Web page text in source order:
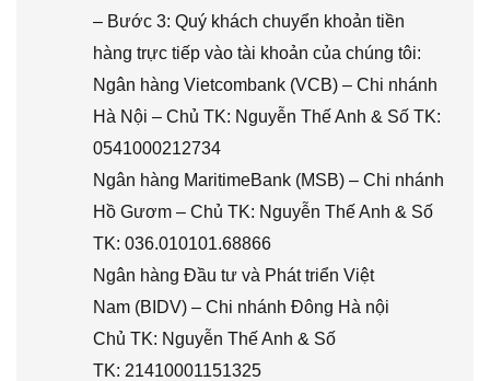
– Bước 3: Quý khách chuyển khoản tiền
hàng trực tiếp vào tài khoản của chúng tôi:
Ngân hàng Vietcombank (VCB) – Chi nhánh
Hà Nội – Chủ TK: Nguyễn Thế Anh & Số TK:
0541000212734
Ngân hàng MaritimeBank (MSB) – Chi nhánh
Hồ Gươm – Chủ TK: Nguyễn Thế Anh & Số
TK: 036.010101.68866
Ngân hàng Đầu tư và Phát triển Việt
Nam (BIDV) – Chi nhánh Đông Hà nội
Chủ TK: Nguyễn Thế Anh & Số
TK: 21410001151325